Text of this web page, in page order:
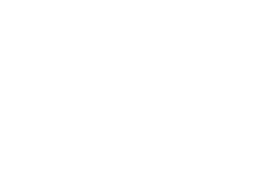
です。
ありません。
です。
ず変更すること